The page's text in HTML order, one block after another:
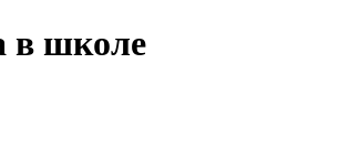
в школе